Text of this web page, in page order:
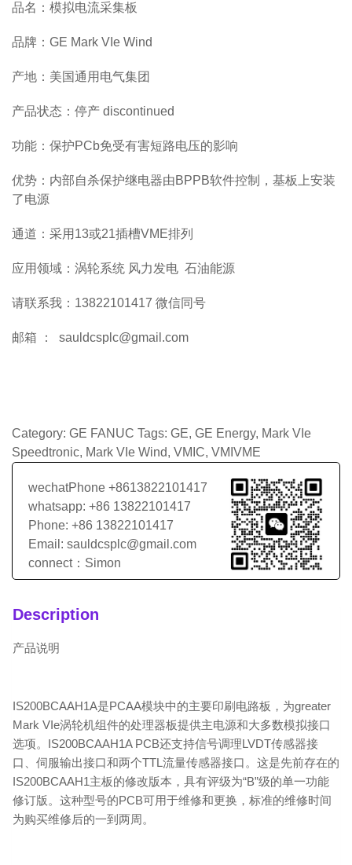
品名：模拟电流采集板
品牌：GE Mark VIe Wind
产地：美国通用电气集团
产品状态：停产 discontinued
功能：保护PCb免受有害短路电压的影响
优势：内部自杀保护继电器由BPPB软件控制，基板上安装
了电源
通道：采用13或21插槽VME排列
应用领域：涡轮系统 风力发电 石油能源
请联系我：13822101417 微信同号
邮箱 ： sauldcsplc@gmail.com
Category: GE FANUC Tags: GE, GE Energy, Mark VIe
Speedtronic, Mark VIe Wind, VMIC, VMIVME
wechatPhone +8613822101417
whatsapp: +86 13822101417
Phone: +86 13822101417
Email: sauldcsplc@gmail.com
connect：Simon
Description
产品说明
IS200BCAAH1A是PCAA模块中的主要印刷电路板，为greater
Mark VIe涡轮机组件的处理器板提供主电源和大多数模拟接口
选项。IS200BCAAH1A PCB还支持信号调理LVDT传感器接
口、伺服输出接口和两个TTL流量传感器接口。这是先前存在的
IS200BCAAH1主板的修改版本，具有评级为“B”级的单一功能
修订版。这种型号的PCB可用于维修和更换，标准的维修时间
为购买维修后的一到两周。